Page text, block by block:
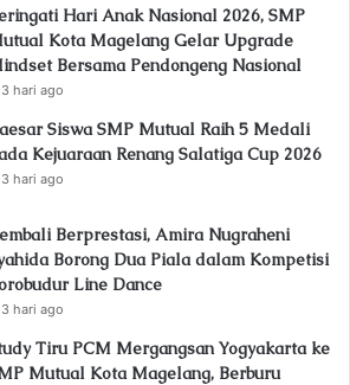
Hari Anak Nasional 2026, SMP
Kota Magelang Gelar Upgrade
Bersama Pendongeng Nasional
3 hari ago
Siswa SMP Mutual Raih 5 Medali
Kejuaraan Renang Salatiga Cup 2026
3 hari ago
Berprestasi, Amira Nugraheni
Borong Dua Piala dalam Kompetisi
Line Dance
3 hari ago
Tiru PCM Mergangsan Yogyakarta ke
Mutual Kota Magelang, Berburu